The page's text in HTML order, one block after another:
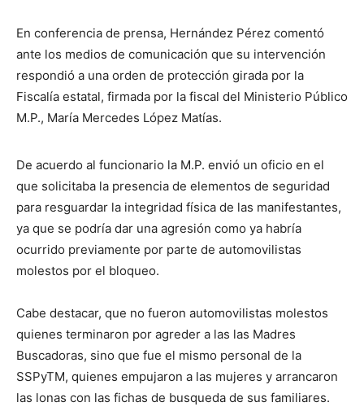
En conferencia de prensa, Hernández Pérez comentó
ante los medios de comunicación que su intervención
respondió a una orden de protección girada por la
Fiscalía estatal, firmada por la fiscal del Ministerio Público
M.P., María Mercedes López Matías.
De acuerdo al funcionario la M.P. envió un oficio en el
que solicitaba la presencia de elementos de seguridad
para resguardar la integridad física de las manifestantes,
ya que se podría dar una agresión como ya habría
ocurrido previamente por parte de automovilistas
molestos por el bloqueo.
Cabe destacar, que no fueron automovilistas molestos
quienes terminaron por agreder a las las Madres
Buscadoras, sino que fue el mismo personal de la
SSPyTM, quienes empujaron a las mujeres y arrancaron
las lonas con las fichas de busqueda de sus familiares.